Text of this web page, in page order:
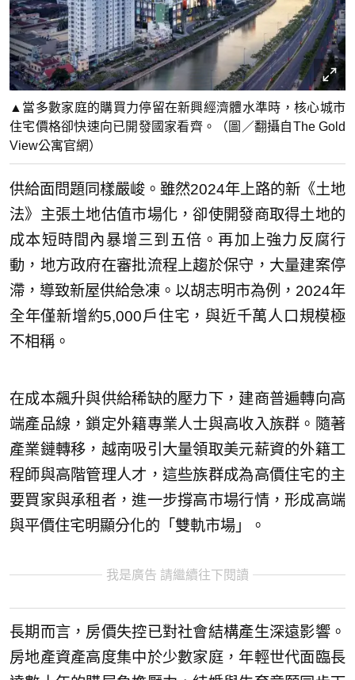
▲當多數家庭的購買力停留在新興經濟體水準時，核心城市
住宅價格卻快速向已開發國家看齊。（圖／翻攝自The Gold
View公寓官網）
供給面問題同樣嚴峻。雖然2024年上路的新《土地
法》主張土地估值市場化，卻使開發商取得土地的
成本短時間內暴增三到五倍。再加上強力反腐行
動，地方政府在審批流程上趨於保守，大量建案停
滯，導致新屋供給急凍。以胡志明市為例，2024年
全年僅新增約5,000戶住宅，與近千萬人口規模極
不相稱。
在成本飆升與供給稀缺的壓力下，建商普遍轉向高
端產品線，鎖定外籍專業人士與高收入族群。隨著
產業鏈轉移，越南吸引大量領取美元薪資的外籍工
程師與高階管理人才，這些族群成為高價住宅的主
要買家與承租者，進一步撐高市場行情，形成高端
與平價住宅明顯分化的「雙軌市場」。
我是廣告 請繼續往下閱讀
長期而言，房價失控已對社會結構產生深遠影響。
房地產資產高度集中於少數家庭，年輕世代面臨長